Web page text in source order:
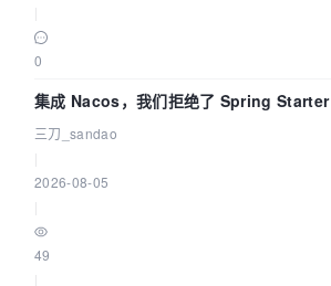
0
集成 Nacos，我们拒绝了 Spring Starter
三刀_sandao
2026-08-05
49